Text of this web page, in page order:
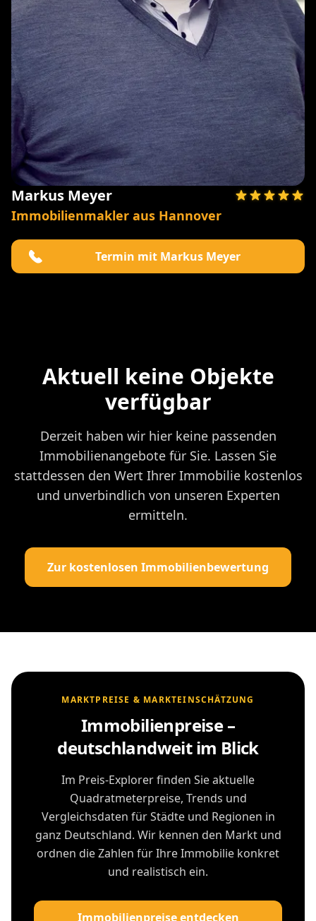
Markus Meyer
Immobilienmakler aus Hannover
Termin mit Markus Meyer
Aktuell keine Objekte
verfügbar
Derzeit haben wir hier keine passenden
Immobilienangebote für Sie. Lassen Sie
stattdessen den Wert Ihrer Immobilie kostenlos
und unverbindlich von unseren Experten
ermitteln.
Zur kostenlosen Immobilienbewertung
MARKTPREISE & MARKTEINSCHÄTZUNG
Immobilienpreise –
deutschlandweit im Blick
Im Preis-Explorer finden Sie aktuelle
Quadratmeterpreise, Trends und
Vergleichsdaten für Städte und Regionen in
ganz Deutschland. Wir kennen den Markt und
ordnen die Zahlen für Ihre Immobilie konkret
und realistisch ein.
Immobilienpreise entdecken